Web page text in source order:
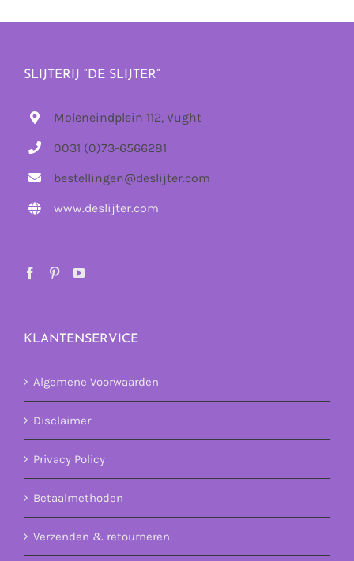
SLIJTERIJ “DE SLIJTER”
Moleneindplein 112, Vught
0031 (0)73-6566281
bestellingen@deslijter.com
www.deslijter.com
KLANTENSERVICE
Algemene Voorwaarden
Disclaimer
Privacy Policy
Betaalmethoden
Verzenden & retourneren